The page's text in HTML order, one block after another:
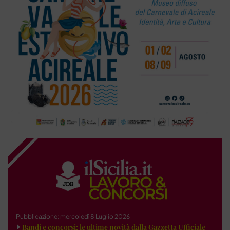
Pubblicazione: mercoledì 8 Luglio 2026
Bandi e concorsi: le ultime novità dalla Gazzetta Ufficiale